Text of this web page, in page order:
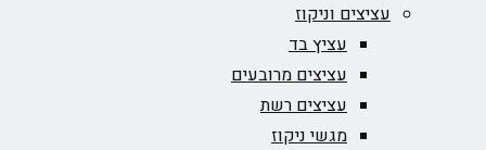
עציצים וניקוז
עציץ בד
עציצים מרובעים
עציצים רשת
מגשי ניקוז